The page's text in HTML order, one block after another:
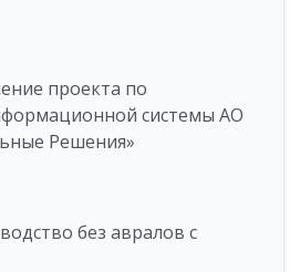
проекта по
системы АО
Решения»
без авралов с